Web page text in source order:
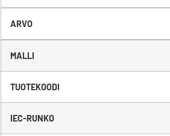
ARVO
MALLI
TUOTEKOODI
IEC-RUNKO